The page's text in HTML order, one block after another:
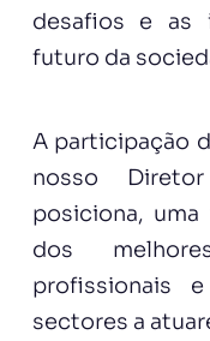
desafios e as
futuro da
A participação
nosso
posiciona,
dos
profissionais
sectores a